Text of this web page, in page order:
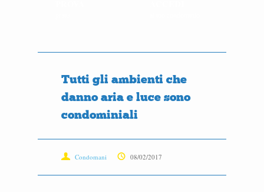
Tutti gli ambienti che
danno aria e luce sono
condominiali
Condomani 08/02/2017